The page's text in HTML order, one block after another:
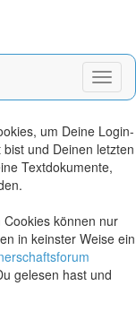
um Deine Login-
und Deinen letzten
Textdokumente,
Cookies können nur
in keinster Weise ein
gelesen hast und